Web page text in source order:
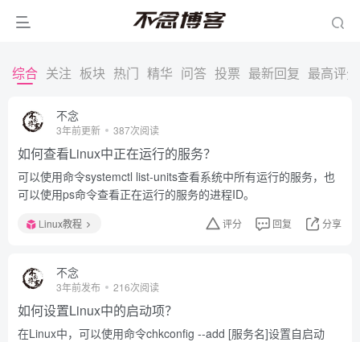
综合 关注 板块 热门 精华 问答 投票 最新回复 最高评分
不念
3年前更新 387次阅读
如何查看Linux中正在运行的服务？
可以使用命令systemctl list-units查看系统中所有运行的服务，也
可以使用ps命令查看正在运行的服务的进程ID。
Linux教程 评分 回复 分享
不念
3年前发布 216次阅读
如何设置Linux中的启动项？
在Linux中，可以使用命令chkconfig --add [服务名]设置自启动